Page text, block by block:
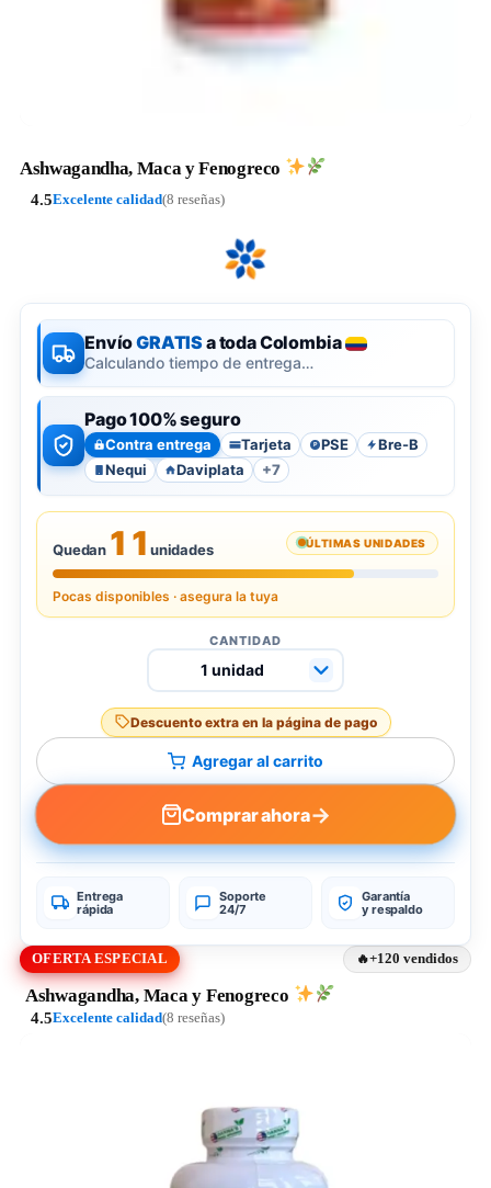
Ashwagandha, Maca y Fenogreco
4.5Excelente calidad(8 reseñas)
EnvíoGRATISa toda Colombia
Calculando tiempo de entrega…
Pago 100% seguro
Contra entrega Tarjeta P PSE
Bre-B
Nequi
Daviplata +7
Quedan 11 unidades ÚLTIMAS UNIDADES
Pocas disponibles · asegura la tuya
CANTIDAD
Descuento extra en la página de pago
Agregar al carrito
Comprar ahora→
Entrega
rápida
Soporte
24/7
Garantía
y respaldo
OFERTA ESPECIAL +120 vendidos
Ashwagandha, Maca y Fenogreco
4.5Excelente calidad(8 reseñas)